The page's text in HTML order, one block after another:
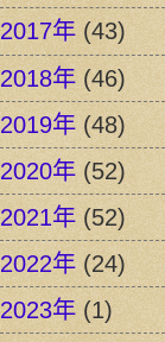
2017年 (43)
2018年 (46)
2019年 (48)
2020年 (52)
2021年 (52)
2022年 (24)
2023年 (1)